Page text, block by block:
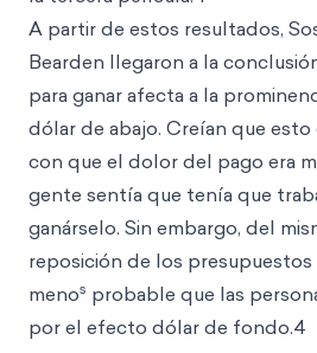
A partir de estos resultados,
Bearden llegaron a la
para ganar afecta a la
dólar de abajo. Creían que
con que el dolor del pago era
gente sentía que tenía que
ganárselo. Sin embargo, del
reposición de los presupuestos
menos probable que las
por el efecto dólar de fondo.4